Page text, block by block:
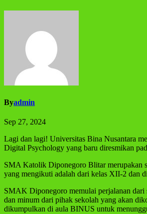
Byadmin
Sep 27, 2024
Lagi dan lagi! Universitas Bina Nusantara
Digital Psychology yang baru diresmikan
SMA Katolik Diponegoro Blitar merupakan
yang mengikuti adalah dari kelas XII-2 dan
SMAK Diponegoro memulai perjalanan dari
dan minum dari pihak sekolah yang akan
dikumpulkan di aula BINUS untuk